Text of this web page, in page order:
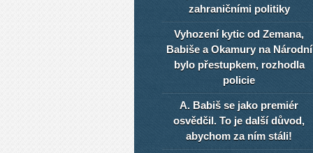
zahraničními politiky
Vyhození kytic od Zemana,
Babiše a Okamury na Národní
bylo přestupkem, rozhodla
policie
A. Babiš se jako premiér
osvědčil. To je další důvod,
abychom za ním stáli!